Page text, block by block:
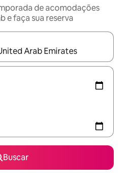
de acomodações
e faça sua reserva
disponíveis, explore-os
Buscar